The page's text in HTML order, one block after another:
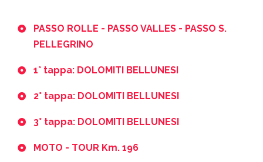
PASSO ROLLE - PASSO VALLES - PASSO S.
PELLEGRINO
1° tappa: DOLOMITI BELLUNESI
2° tappa: DOLOMITI BELLUNESI
3° tappa: DOLOMITI BELLUNESI
MOTO - TOUR Km. 196